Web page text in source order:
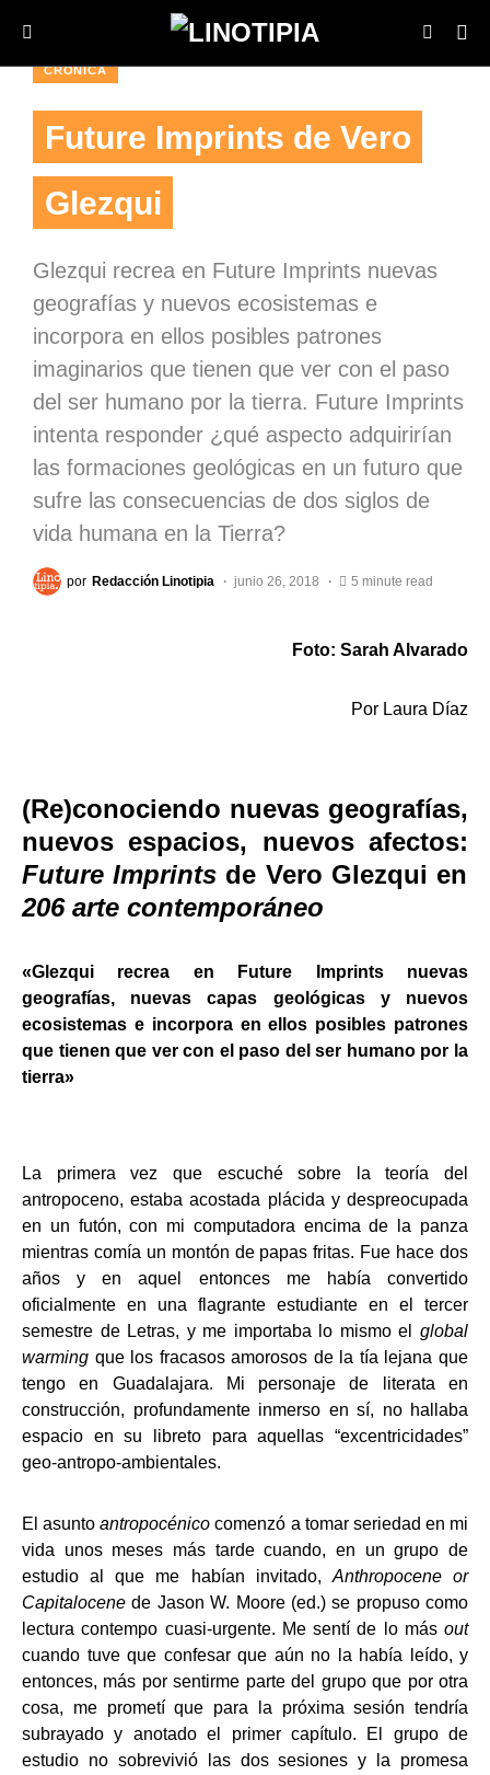
CRÓNICA
Future Imprints de Vero
Glezqui
Glezqui recrea en Future Imprints nuevas
geografías y nuevos ecosistemas e
incorpora en ellos posibles patrones
imaginarios que tienen que ver con el paso
del ser humano por la tierra. Future Imprints
intenta responder ¿qué aspecto adquirirían
las formaciones geológicas en un futuro que
sufre las consecuencias de dos siglos de
vida humana en la Tierra?
por Redacción Linotipia junio 26, 2018 5 minute read
Foto: Sarah Alvarado
Por Laura Díaz
(Re)conociendo nuevas geografías,
nuevos espacios, nuevos afectos:
Future Imprints de Vero Glezqui en
206 arte contemporáneo
«Glezqui recrea en Future Imprints nuevas
geografías, nuevas capas geológicas y nuevos
ecosistemas e incorpora en ellos posibles patrones
que tienen que ver con el paso del ser humano por la
tierra»
La primera vez que escuché sobre la teoría del
antropoceno, estaba acostada plácida y despreocupada
en un futón, con mi computadora encima de la panza
mientras comía un montón de papas fritas. Fue hace dos
años y en aquel entonces me había convertido
oficialmente en una flagrante estudiante en el tercer
semestre de Letras, y me importaba lo mismo el global
warming que los fracasos amorosos de la tía lejana que
tengo en Guadalajara. Mi personaje de literata en
construcción, profundamente inmerso en sí, no hallaba
espacio en su libreto para aquellas “excentricidades”
geo-antropo-ambientales.
El asuntoantropocénico comenzó a tomar seriedad en mi
vida unos meses más tarde cuando, en un grupo de
estudio al que me habían invitado, Anthropocene or
Capitalocene de Jason W. Moore (ed.) se propuso como
lectura contempo cuasi-urgente. Me sentí de lo más out
cuando tuve que confesar que aún no la había leído, y
entonces, más por sentirme parte del grupo que por otra
cosa, me prometí que para la próxima sesión tendría
subrayado y anotado el primer capítulo. El grupo de
estudio no sobrevivió las dos sesiones y la promesa